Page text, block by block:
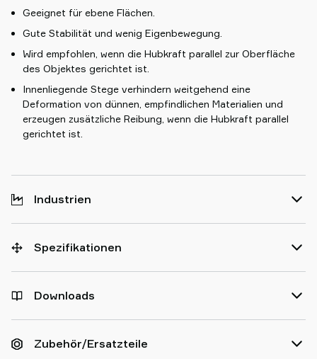
Geeignet für ebene Flächen.
Gute Stabilität und wenig Eigenbewegung.
Wird empfohlen, wenn die Hubkraft parallel zur Oberfläche
des Objektes gerichtet ist.
Innenliegende Stege verhindern weitgehend eine
Deformation von dünnen, empfindlichen Materialien und
erzeugen zusätzliche Reibung, wenn die Hubkraft parallel
gerichtet ist.
Industrien
Spezifikationen
Downloads
Zubehör/Ersatzteile